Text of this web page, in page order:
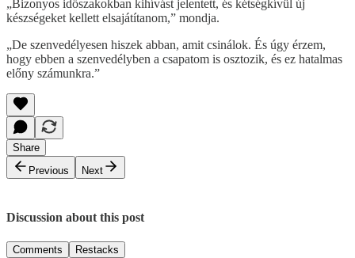
„Bizonyos időszakokban kihívást jelentett, és kétségkívül új
készségeket kellett elsajátítanom,” mondja.
„De szenvedélyesen hiszek abban, amit csinálok. És úgy érzem,
hogy ebben a szenvedélyben a csapatom is osztozik, és ez hatalmas
előny számunkra.”
Share
Previous
Next
Discussion about this post
Comments Restacks